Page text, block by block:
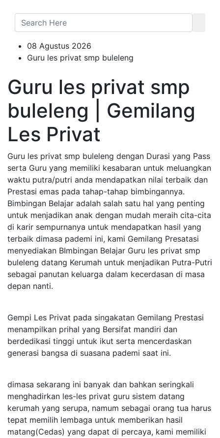
08 Agustus 2026
Guru les privat smp buleleng
Guru les privat smp
buleleng | Gemilang
Les Privat
Guru les privat smp buleleng dengan Durasi yang Pass
serta Guru yang memiliki kesabaran untuk meluangkan
waktu putra/putri anda mendapatkan nilai terbaik dan
Prestasi emas pada tahap-tahap bimbingannya.
Bimbingan Belajar adalah salah satu hal yang penting
untuk menjadikan anak dengan mudah meraih cita-cita
di karir sempurnanya untuk mendapatkan hasil yang
terbaik dimasa pademi ini, kami Gemilang Presatasi
menyediakan BImbingan Belajar Guru les privat smp
buleleng datang Kerumah untuk menjadikan Putra-Putri
sebagai panutan keluarga dalam kecerdasan di masa
depan nanti.
Gempi Les Privat pada singakatan Gemilang Prestasi
menampilkan prihal yang Bersifat mandiri dan
berdedikasi tinggi untuk ikut serta mencerdaskan
generasi bangsa di suasana pademi saat ini.
dimasa sekarang ini banyak dan bahkan seringkali
menghadirkan les-les privat guru sistem datang
kerumah yang serupa, namum sebagai orang tua harus
tepat memilih lembaga untuk memberikan hasil
matang(Cedas) yang dapat di percaya, kami memiliki